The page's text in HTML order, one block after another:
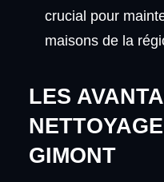
crucial pour
maisons de la
LES
GIMONT